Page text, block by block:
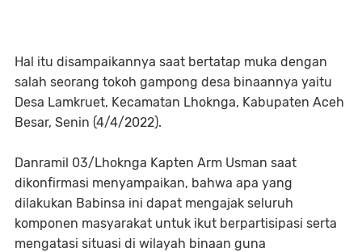
Hal itu disampaikannya saat bertatap muka dengan
salah seorang tokoh gampong desa binaannya yaitu
Desa Lamkruet, Kecamatan Lhoknga, Kabupaten Aceh
Besar, Senin (4/4/2022).
Danramil 03/Lhoknga Kapten Arm Usman saat
dikonfirmasi menyampaikan, bahwa apa yang
dilakukan Babinsa ini dapat mengajak seluruh
komponen masyarakat untuk ikut berpartisipasi serta
mengatasi situasi di wilayah binaan guna